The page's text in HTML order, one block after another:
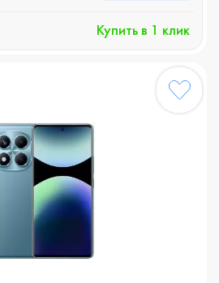
Купить в 1 клик